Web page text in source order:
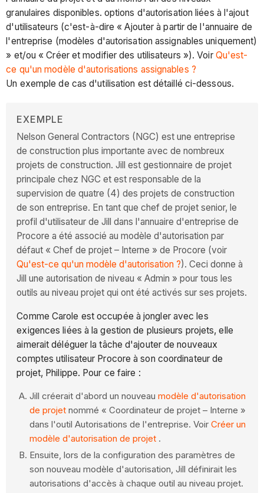
granulaires disponibles. options d'autorisation liées à l'ajout
d'utilisateurs (c'est-à-dire « Ajouter à partir de l'annuaire de
l'entreprise (modèles d'autorisation assignables uniquement)
» et/ou « Créer et modifier des utilisateurs »). Voir Qu'est-
ce qu'un modèle d'autorisations assignables ?
Un exemple de cas d'utilisation est détaillé ci-dessous.
EXEMPLE
Nelson General Contractors (NGC) est une entreprise
de construction plus importante avec de nombreux
projets de construction. Jill est gestionnaire de projet
principale chez NGC et est responsable de la
supervision de quatre (4) des projets de construction
de son entreprise. En tant que chef de projet senior, le
profil d'utilisateur de Jill dans l'annuaire d'entreprise de
Procore a été associé au modèle d'autorisation par
défaut « Chef de projet – Interne » de Procore (voir
Qu'est-ce qu'un modèle d'autorisation ?). Ceci donne à
Jill une autorisation de niveau « Admin » pour tous les
outils au niveau projet qui ont été activés sur ses projets.
Comme Carole est occupée à jongler avec les
exigences liées à la gestion de plusieurs projets, elle
aimerait déléguer la tâche d'ajouter de nouveaux
comptes utilisateur Procore à son coordinateur de
projet, Philippe. Pour ce faire :
Jill créerait d'abord un nouveaumodèle d'autorisation
de projet nommé « Coordinateur de projet – Interne »
dans l'outil Autorisations de l'entreprise. VoirCréer un
modèle d'autorisation de projet .
Ensuite, lors de la configuration des paramètres de
son nouveau modèle d'autorisation, Jill définirait les
autorisations d'accès à chaque outil au niveau projet.